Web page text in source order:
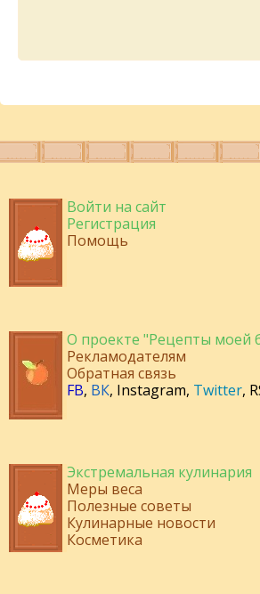
Войти на сайт
Регистрация
Помощь
О проекте "Рецепты моей
Рекламодателям
Обратная связь
FB, ВК, Instagram, Twitter,
Экстремальная кулинария
Меры веса
Полезные советы
Кулинарные новости
Косметика